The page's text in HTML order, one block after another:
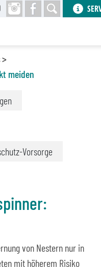
meiden
Vorsorge
von Nestern nur in
mit höherem Risiko